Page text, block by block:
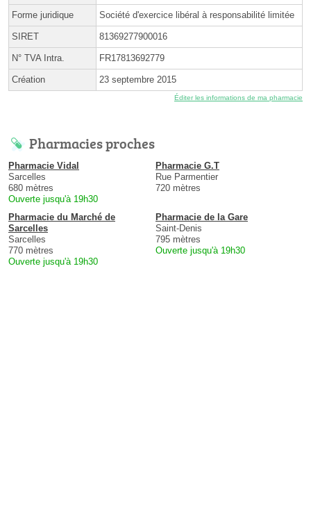
Forme juridique Société d'exercice libéral à responsabilité limitée
SIRET 81369277900016
N° TVA Intra. FR17813692779
Création 23 septembre 2015
Éditer les informations de ma pharmacie
Pharmacies proches
Pharmacie Vidal
Sarcelles
680 mètres
Ouverte jusqu'à 19h30
Pharmacie G.T
Rue Parmentier
720 mètres
Pharmacie du Marché de
Sarcelles
Sarcelles
770 mètres
Ouverte jusqu'à 19h30
Pharmacie de la Gare
Saint-Denis
795 mètres
Ouverte jusqu'à 19h30